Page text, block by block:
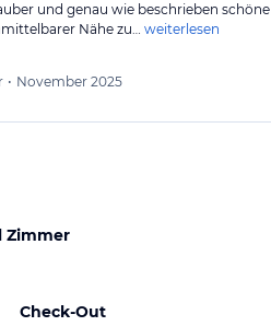
und genau wie beschrieben schöne
Nähe zu… weiterlesen
• November 2025
Zimmer
Check-Out